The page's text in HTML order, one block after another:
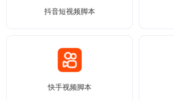
抖音短视频脚本
快手视频脚本